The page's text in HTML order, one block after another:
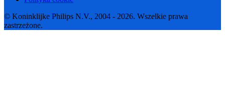
© Koninklijke Philips N.V., 2004 - 2026. Wszelkie prawa
zastrzeżone.